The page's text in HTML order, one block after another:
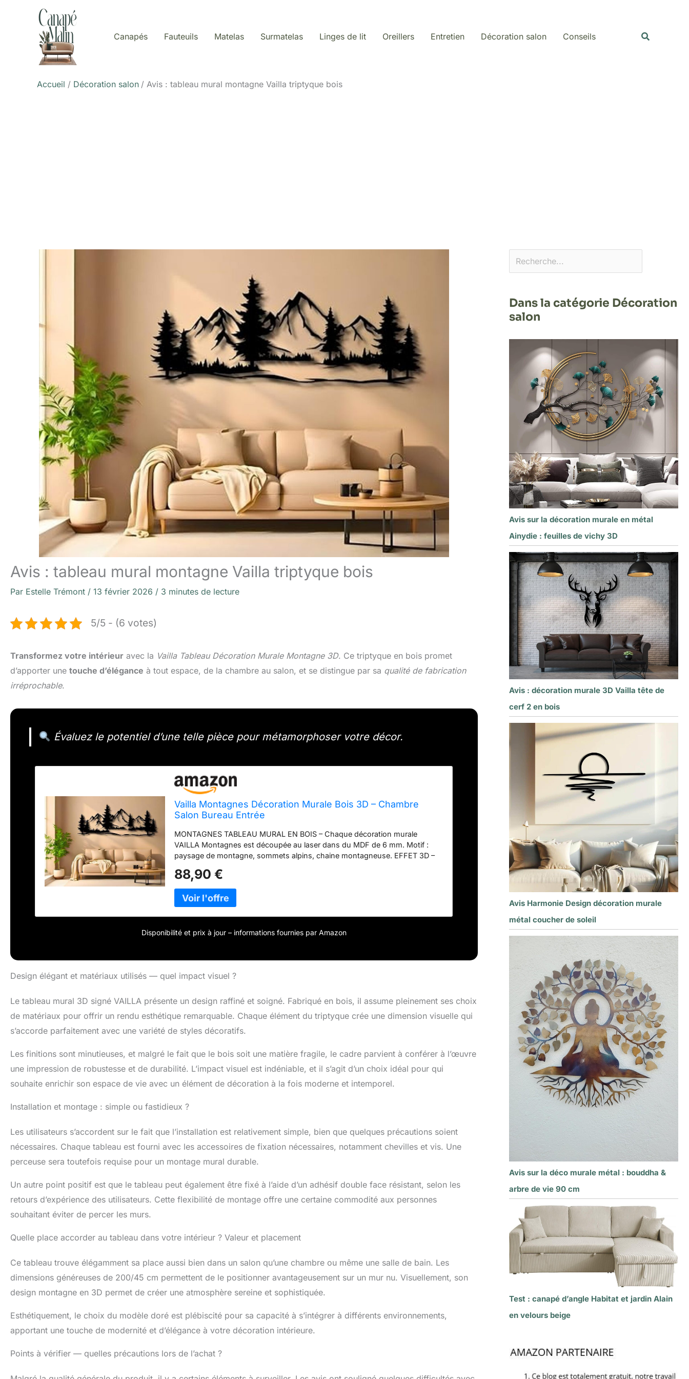
Canapés Fauteuils Matelas Surmatelas Linges de lit Oreillers Entretien Décoration salon Conseils
Accueil Décoration salon Avis : tableau mural montagne Vailla triptyque bois
Avis : tableau mural montagne Vailla triptyque bois
Par Estelle Trémont / 13 février 2026 / 3 minutes de lecture
5/5 - (6 votes)
Transformez votre intérieur avec la Vailla Tableau Décoration Murale Montagne 3D. Ce triptyque en bois promet
d’apporter une touche d’élégance à tout espace, de la chambre au salon, et se distingue par sa qualité de fabrication
irréprochable.
Évaluez le potentiel d’une telle pièce pour métamorphoser votre décor.
Vailla Montagnes Décoration Murale Bois 3D – Chambre
Salon Bureau Entrée
MONTAGNES TABLEAU MURAL EN BOIS – Chaque décoration murale
VAILLA Montagnes est découpée au laser dans du MDF de 6 mm. Motif :
paysage de montagne, sommets alpins, chaine montagneuse. EFFET 3D –
qu'un tableau en métal – sans rouille, sans déformation. Effet de profondeur
3D prononcé grâce à la précision du laser. INSTALLATION FACILE –
Accrochage sans effort : ruban adhésif double face (sans perçage) ou
entretoises. Aucun outil spécial – votre décoration murale est posée en
couleur de votre choix : Noir, Marron, Gris, Blanc, Jaune, Bleu, Vert, Argent,
Le tableau en bois MDF de 6 mm s'accorde à tous les styles – une
décoration intemporelle.
88,90 €
Disponibilité et prix à jour – informations fournies par Amazon
Design élégant et matériaux utilisés — quel impact visuel ?
Le tableau mural 3D signé VAILLA présente un design raffiné et soigné. Fabriqué en bois, il assume pleinement ses choix
de matériaux pour offrir un rendu esthétique remarquable. Chaque élément du triptyque crée une dimension visuelle qui
s’accorde parfaitement avec une variété de styles décoratifs.
Les finitions sont minutieuses, et malgré le fait que le bois soit une matière fragile, le cadre parvient à conférer à l’œuvre
une impression de robustesse et de durabilité. L’impact visuel est indéniable, et il s’agit d’un choix idéal pour qui
souhaite enrichir son espace de vie avec un élément de décoration à la fois moderne et intemporel.
Installation et montage : simple ou fastidieux ?
Les utilisateurs s’accordent sur le fait que l’installation est relativement simple, bien que quelques précautions soient
nécessaires. Chaque tableau est fourni avec les accessoires de fixation nécessaires, notamment chevilles et vis. Une
perceuse sera toutefois requise pour un montage mural durable.
Un autre point positif est que le tableau peut également être fixé à l’aide d’un adhésif double face résistant, selon les
retours d’expérience des utilisateurs. Cette flexibilité de montage offre une certaine commodité aux personnes
souhaitant éviter de percer les murs.
Quelle place accorder au tableau dans votre intérieur ? Valeur et placement
Ce tableau trouve élégamment sa place aussi bien dans un salon qu’une chambre ou même une salle de bain. Les
dimensions généreuses de 200/45 cm permettent de le positionner avantageusement sur un mur nu. Visuellement, son
design montagne en 3D permet de créer une atmosphère sereine et sophistiquée.
Esthétiquement, le choix du modèle doré est plébiscité pour sa capacité à s’intégrer à différents environnements,
apportant une touche de modernité et d’élégance à votre décoration intérieure.
Points à vérifier — quelles précautions lors de l’achat ?
Dans la catégorie Décoration
salon
Avis sur la décoration murale en métal
Ainydie : feuilles de vichy 3D
Avis : décoration murale 3D Vailla tête de
cerf 2 en bois
Avis Harmonie Design décoration murale
métal coucher de soleil
Avis sur la déco murale métal : bouddha &
arbre de vie 90 cm
Test : canapé d’angle Habitat et jardin Alain
en velours beige